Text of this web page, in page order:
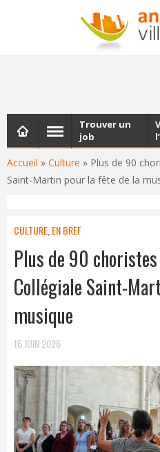
Les dernières actualités
Accueil » Culture » Plus de 90
Saint-Martin pour la fête de la
Trouver un
job
CULTURE EN BREF
Plus de 90
Collégiale Saint-
musique
16 JUIN 2026